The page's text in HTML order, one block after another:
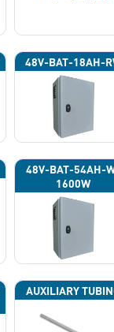
48V-BAT-18AH-
48V-BAT-54AH-
1600W
AUXILIARY